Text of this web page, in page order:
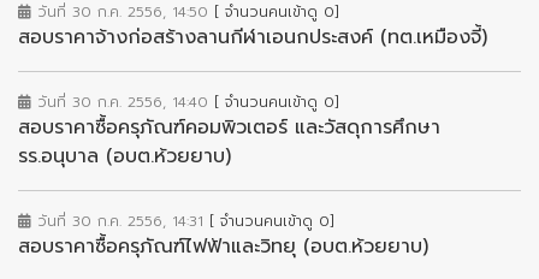
วันที่ 30 ก.ค. 2556, 14:50 [ จำนวนคนเข้าดู 0]
สอบราคาจ้างก่อสร้างลานกีฬาเอนกประสงค์ (ทต.เหมืองจี้)
วันที่ 30 ก.ค. 2556, 14:40 [ จำนวนคนเข้าดู 0]
สอบราคาซื้อครุภัณฑ์คอมพิวเตอร์ และวัสดุการศึกษา
รร.อนุบาล (อบต.ห้วยยาบ)
วันที่ 30 ก.ค. 2556, 14:31 [ จำนวนคนเข้าดู 0]
สอบราคาซื้อครุภัณฑ์ไฟฟ้าและวิทยุ (อบต.ห้วยยาบ)